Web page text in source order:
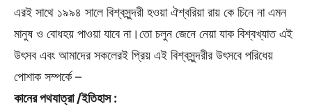
এরই সাথে ১৯৯৪ সালে বিশ্বসুন্দরী হওয়া ঐশ্বরিয়া রায় কে চিনে না এমন
মানুষ ও বোধহয় পাওয়া যাবে না।তো চলুন জেনে নেয়া যাক বিশ্বখ্যাত এই
উৎসব এবং আমাদের সকলেরই প্রিয় এই বিশ্বসুন্দরীর উৎসবে পরিধেয়
পোশাক সম্পর্কে –
কানের পথযাত্রা /ইতিহাস :